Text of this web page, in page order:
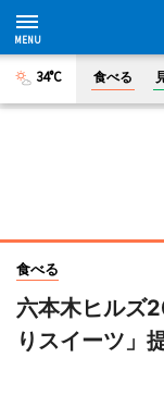
34°C 食べる
食べる
六本木ヒルズ
りスイーツ」